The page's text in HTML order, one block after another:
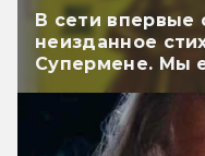
В сети впервые
неизданное
Супермене. Мы